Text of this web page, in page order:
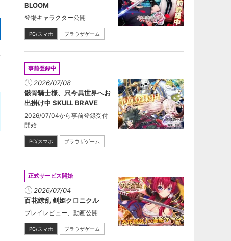
BLOOM
登場キャラクター公開
PC/スマホ ブラウザゲーム
事前登録中
2026/07/08
骸骨騎士様、只今異世界へお
出掛け中 SKULL BRAVE
2026/07/04から事前登録受付
開始
PC/スマホ ブラウザゲーム
正式サービス開始
2026/07/04
百花繚乱 剣姫クロニクル
プレイレビュー、動画公開
PC/スマホ ブラウザゲーム